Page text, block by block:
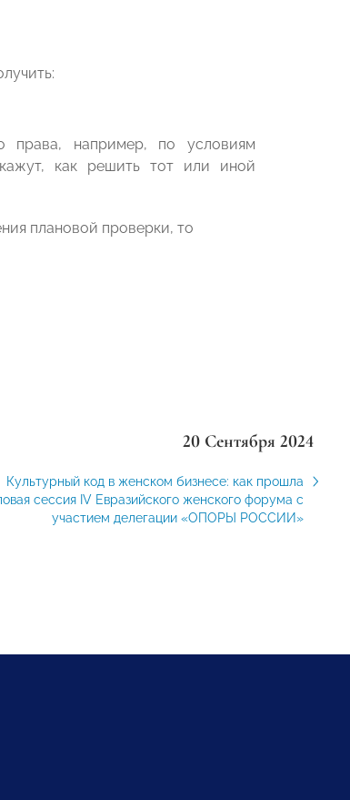
права, например, по условиям
как решить тот или иной
плановой проверки, то
20 Сентября 2024
Культурный код в женском бизнесе: как прошла
сессия IV Евразийского женского форума с
участием делегации «ОПОРЫ РОССИИ»